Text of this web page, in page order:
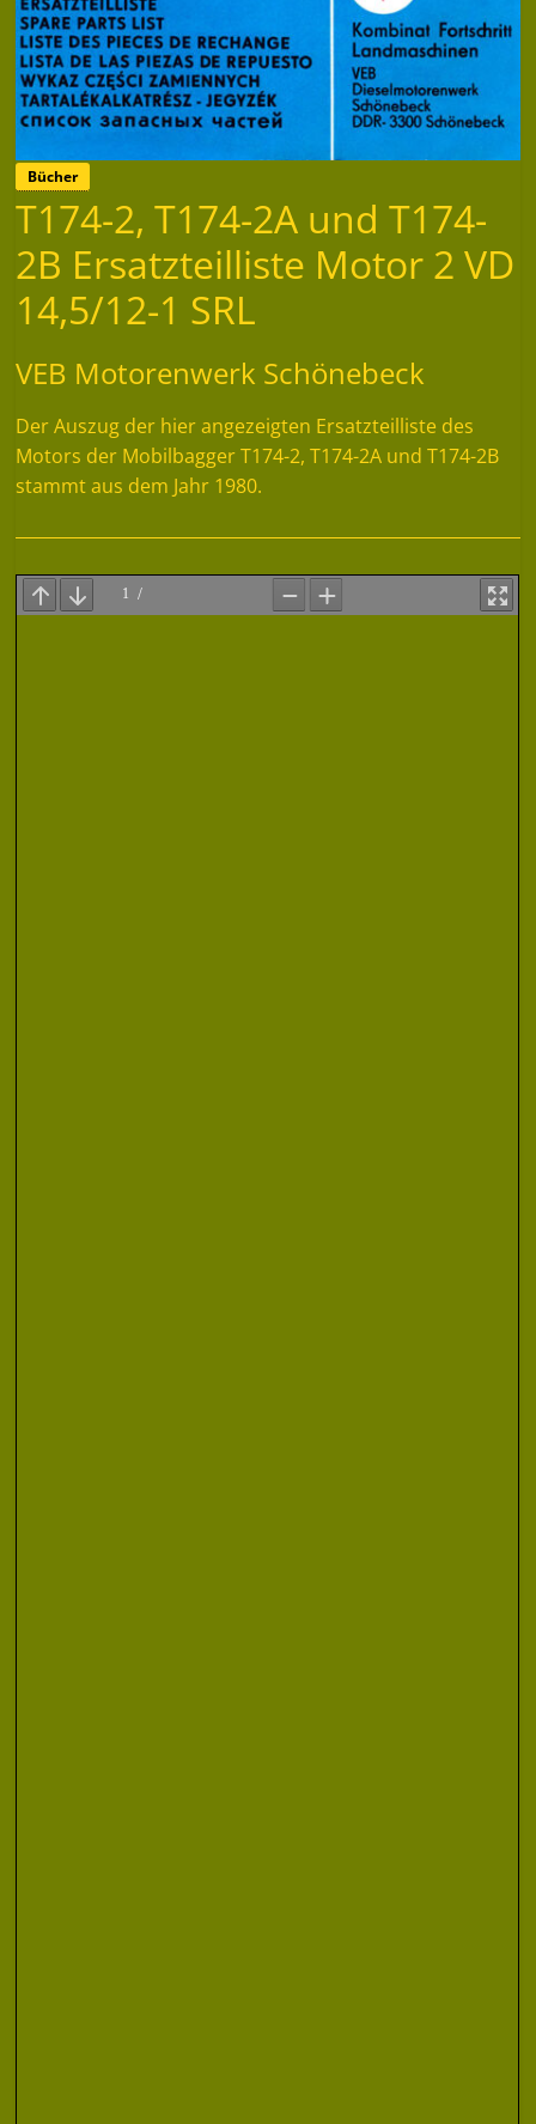
Bücher
T174-2, T174-2A und T174-
2B Ersatzteilliste Motor 2 VD
14,5/12-1 SRL
VEB Motorenwerk Schönebeck
Der Auszug der hier angezeigten Ersatzteilliste des
Motors der Mobilbagger T174-2, T174-2A und T174-2B
stammt aus dem Jahr 1980.